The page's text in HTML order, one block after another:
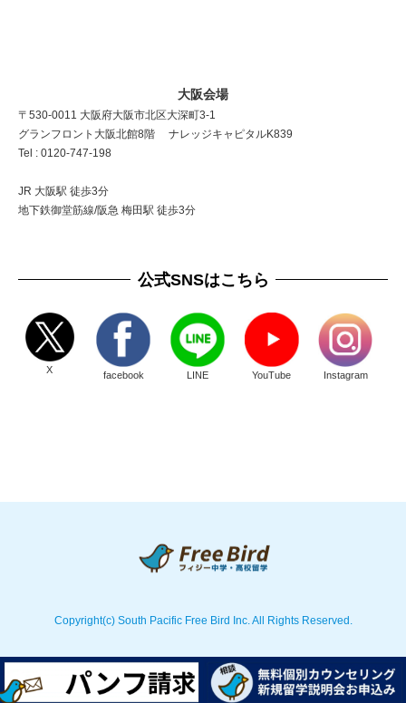
大阪会場
〒530-0011 大阪府大阪市北区大深町3-1
グランフロント大阪北館8階 ナレッジキャピタルK839
Tel : 0120-747-198
JR 大阪駅 徒歩3分
地下鉄御堂筋線/阪急 梅田駅 徒歩3分
公式SNSはこちら
X facebook LINE YouTube Instagram
Copyright(c) South Pacific Free Bird Inc. All Rights Reserved.